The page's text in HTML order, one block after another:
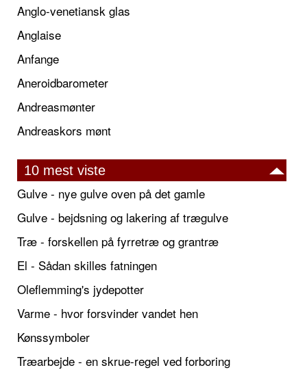
Anglo-venetiansk glas
Anglaise
Anfange
Aneroidbarometer
Andreasmønter
Andreaskors mønt
10 mest viste
Gulve - nye gulve oven på det gamle
Gulve - bejdsning og lakering af trægulve
Træ - forskellen på fyrretræ og grantræ
El - Sådan skilles fatningen
Oleflemming's jydepotter
Varme - hvor forsvinder vandet hen
Kønssymboler
Træarbejde - en skrue-regel ved forboring